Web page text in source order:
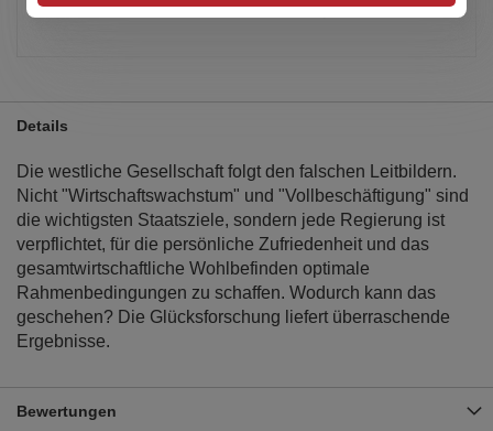
Artikel merken
Details
Die westliche Gesellschaft folgt den falschen Leitbildern.
Nicht "Wirtschaftswachstum" und "Vollbeschäftigung" sind
die wichtigsten Staatsziele, sondern jede Regierung ist
verpflichtet, für die persönliche Zufriedenheit und das
gesamtwirtschaftliche Wohlbefinden optimale
Rahmenbedingungen zu schaffen. Wodurch kann das
geschehen? Die Glücksforschung liefert überraschende
Ergebnisse.
Bewertungen